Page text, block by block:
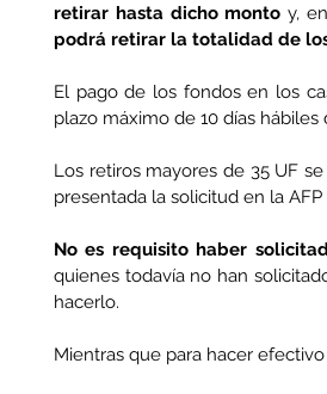
del cobre enfrenta
producción mientras
avanzan en
retirar hasta dicho monto y,
podrá retirar la totalidad de
El pago de los fondos en los
plazo máximo de 10 días
Los retiros mayores de 35 UF
presentada la solicitud en la
No es requisito haber
quienes todavía no han
hacerlo.
Mientras que para hacer